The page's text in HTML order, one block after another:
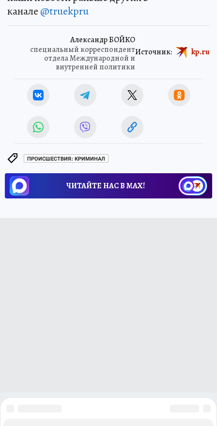
канале @truekpru
Александр БОЙКО
специальный корреспондент
отдела Международной и
внутренней политики
Источник: kp.ru
ПРОИСШЕСТВИЯ: КРИМИНАЛ
ЧИТАЙТЕ НАС В МАХ!